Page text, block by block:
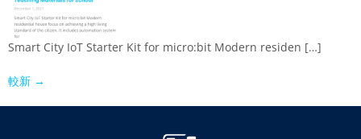
Smart City IoT Starter Kit for micro:bit Modern residen […]
較新 →